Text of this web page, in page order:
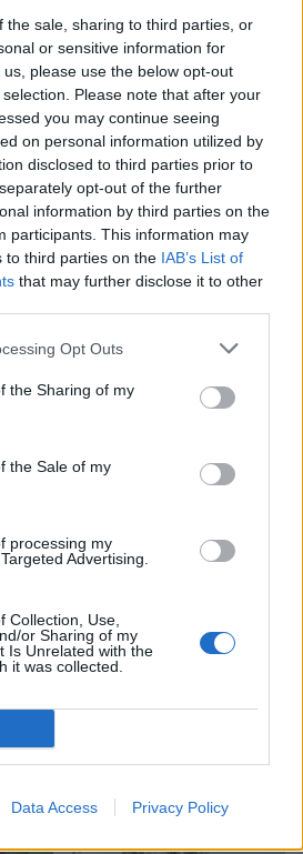
the sale, sharing to third parties, or
or sensitive information for
please use the below opt-out
Please note that after your
you may continue seeing
on personal information utilized by
disclosed to third parties prior to
opt-out of the further
information by third parties on the
participants. This information may
to third parties on the IAB’s List of
that may further disclose it to other
Opt Outs
the Sharing of my
the Sale of my
processing my
Advertising.
Collection, Use,
or Sharing of my
Is Unrelated with the
it was collected.
Data Access Privacy Policy
Η καλοκαιρινή
στο κύμα και το γεμάτο
Το τρυφερό
κόρη της στην Πάρο